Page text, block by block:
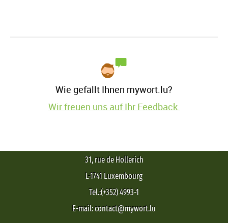
Wie gefällt Ihnen mywort.lu?
Wir freuen uns auf Ihr Feedback.
31, rue de Hollerich
L-1741 Luxembourg
Tel.:(+352) 4993-1
E-mail: contact@mywort.lu